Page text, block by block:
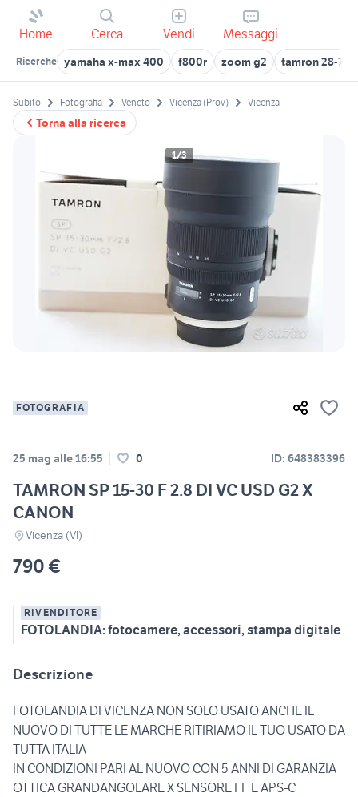
Home Cerca Vendi Messaggi
Ricerche yamaha x-max 400 f800r zoom g2 tamron 28-75
Torna alla ricerca
Subito Fotografia Veneto Vicenza (Prov) Vicenza
1/3
FOTOGRAFIA
25 mag alle 16:55 0 ID: 648383396
TAMRON SP 15-30 F 2.8 DI VC USD G2 X
CANON
Vicenza (VI)
790 €
RIVENDITORE
FOTOLANDIA: fotocamere, accessori, stampa digitale
Descrizione
FOTOLANDIA DI VICENZA NON SOLO USATO ANCHE IL
NUOVO DI TUTTE LE MARCHE RITIRIAMO IL TUO USATO DA
TUTTA ITALIA
IN CONDIZIONI PARI AL NUOVO CON 5 ANNI DI GARANZIA
OTTICA GRANDANGOLARE X SENSORE FF E APS-C